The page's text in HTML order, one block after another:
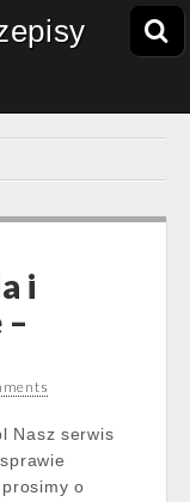
i
Nasz serwis
o